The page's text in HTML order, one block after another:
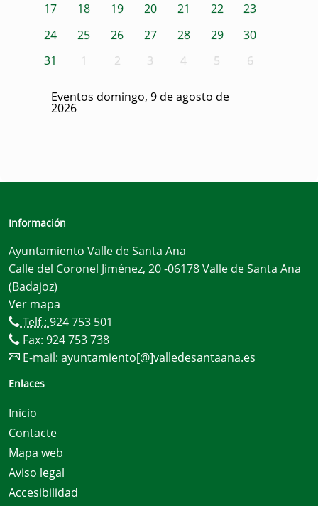
17
18 19 20 21 22
23
24
25 26 27 28 29
30
31
1 2 3 4 5 6
Eventos domingo, 9 de agosto de
2026
Información
Ayuntamiento Valle de Santa Ana
Calle del Coronel Jiménez, 20 -06178 Valle de Santa Ana
(Badajoz)
Ver mapa
Telf.: 924 753 501
Fax: 924 753 738
E-mail: ayuntamiento[@]valledesantaana.es
Enlaces
Inicio
Contacte
Mapa web
Aviso legal
Accesibilidad